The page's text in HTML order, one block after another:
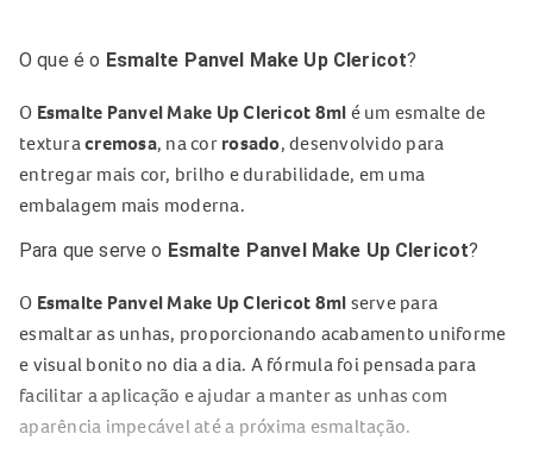
O que é o Esmalte Panvel Make Up Clericot?
O Esmalte Panvel Make Up Clericot 8ml é um esmalte de
texturacremosa, na cor rosado, desenvolvido para
entregar mais cor, brilho e durabilidade, em uma
embalagem mais moderna.
Para que serve o Esmalte Panvel Make Up Clericot?
O Esmalte Panvel Make Up Clericot 8ml serve para
esmaltar as unhas, proporcionando acabamento uniforme
e visual bonito no dia a dia. A fórmula foi pensada para
facilitar a aplicação e ajudar a manter as unhas com
aparência impecável até a próxima esmaltação.